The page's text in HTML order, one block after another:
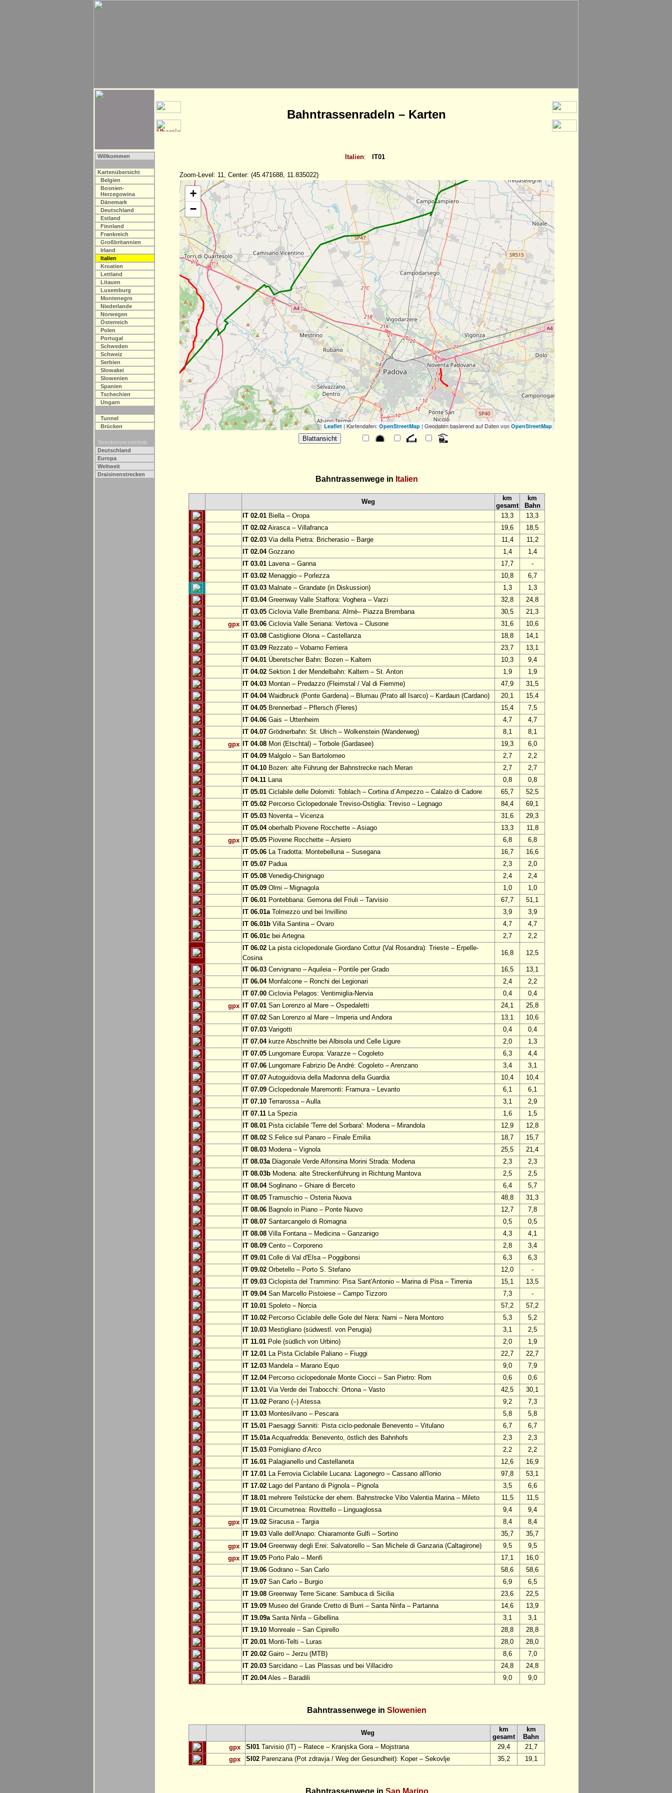
Bahntrassenradeln – Karten
Willkommen
Kartenübersicht
Belgien
Bosnien-
Herzegowina
Dänemark
Deutschland
Estland
Finnland
Frankreich
Großbritannien
Irland
Italien
Kroatien
Lettland
Litauen
Luxemburg
Montenegro
Niederlande
Norwegen
Österreich
Polen
Portugal
Schweden
Schweiz
Serbien
Slowakei
Slowenien
Spanien
Tschechien
Ungarn
Tunnel
Brücken
Streckenverzeichnis
Deutschland
Europa
Weltweit
Draisinenstrecken
Italien: IT01
Zoom-Level: 11, Center: (45.471688, 11.835022)
+
−
Leaflet| Kartendaten: OpenStreetMap| Geodaten basierend auf Daten von OpenStreetMap
Bahntrassenwege in Italien
Weg
km
gesamt
km
Bahn
IT 02.01 Biella – Oropa 13,3
13,3
IT 02.02 Airasca – Villafranca 19,6
18,5
IT 02.03 Via della Pietra: Bricherasio – Barge 11,4
11,2
IT 02.04Gozzano 1,4
1,4
IT 03.01 Lavena – Ganna 17,7
-
IT 03.02 Menaggio – Porlezza 10,8
6,7
IT 03.03 Malnate – Grandate (in Diskussion) 1,3
1,3
IT 03.04Greenway Valle Staffora: Voghera – Varzi 32,8
24,8
IT 03.05 Ciclovia Valle Brembana: Almè– Piazza Brembana 30,5
21,3
gpx
IT 03.06 Ciclovia Valle Seriana: Vertova – Clusone 31,6
10,6
IT 03.08 Castiglione Olona – Castellanza 18,8
14,1
IT 03.09 Rezzato – Vobarno Ferriera 23,7
13,1
IT 04.01 Überetscher Bahn: Bozen – Kaltern 10,3
9,4
IT 04.02 Sektion 1 der Mendelbahn: Kaltern – St. Anton 1,9
1,9
IT 04.03 Montan – Predazzo (Fleimstal / Val di Fiemme) 47,9
31,5
IT 04.04Waidbruck (Ponte Gardena) – Blumau (Prato all Isarco) – Kardaun (Cardano) 20,1
15,4
IT 04.05 Brennerbad – Pflersch (Fleres) 15,4
7,5
IT 04.06 Gais – Uttenheim 4,7
4,7
IT 04.07 Grödnerbahn: St. Ulrich – Wolkenstein (Wanderweg) 8,1
8,1
gpx
IT 04.08 Mori (Etschtal) – Torbole (Gardasee) 19,3
6,0
IT 04.09 Malgolo – San Bartolomeo 2,7
2,2
IT 04.10 Bozen: alte Führung der Bahnstrecke nach Meran 2,7
2,7
IT 04.11 Lana 0,8
0,8
IT 05.01 Ciclabile delle Dolomiti: Toblach – Cortina d´Ampezzo – Calalzo di Cadore 65,7
52,5
IT 05.02 Percorso Ciclopedonale Treviso-Ostiglia: Treviso – Legnago 84,4
69,1
IT 05.03 Noventa – Vicenza 31,6
29,3
IT 05.04oberhalb Piovene Rocchette – Asiago 13,3
11,8
gpx
IT 05.05 Piovene Rocchette – Arsiero 6,8
6,8
IT 05.06 La Tradotta: Montebelluna – Susegana 16,7
16,6
IT 05.07 Padua 2,3
2,0
IT 05.08 Venedig-Chirignago 2,4
2,4
IT 05.09 Olmi – Mignagola 1,0
1,0
IT 06.01 Pontebbana: Gemona del Friuli – Tarvisio 67,7
51,1
IT 06.01aTolmezzo und bei Invillino 3,9
3,9
IT 06.01b Villa Santina – Ovaro 4,7
4,7
IT 06.01c bei Artegna 2,7
2,2
IT 06.02 La pista ciclopedonale Giordano Cottur (Val Rosandra): Trieste – Erpelle-
Cosina
16,8 12,5
IT 06.03 Cervignano – Aquileia – Pontile per Grado 16,5
13,1
IT 06.04Monfalcone – Ronchi dei Legionari 2,4
2,2
IT 07.00 Ciclovia Pelagos: Ventimiglia-Nervia 0,4
0,4
gpx
IT 07.01 San Lorenzo al Mare – Ospedaletti 24,1
25,8
IT 07.02 San Lorenzo al Mare – Imperia und Andora 13,1
10,6
IT 07.03 Varigotti 0,4
0,4
IT 07.04kurze Abschnitte bei Albisola und Celle Ligure 2,0
1,3
IT 07.05 Lungomare Europa: Varazze – Cogoleto 6,3
4,4
IT 07.06 Lungomare Fabrizio De André: Cogoleto – Arenzano 3,4
3,1
IT 07.07 Autoguidovia della Madonna della Guardia 10,4
10,4
IT 07.09 Ciclopedonale Maremonti: Framura – Levanto 6,1
6,1
IT 07.10 Terrarossa – Aulla 3,1
2,9
IT 07.11 La Spezia 1,6
1,5
IT 08.01 Pista ciclabile 'Terre del Sorbara': Modena – Mirandola 12,9
12,8
IT 08.02 S.Felice sul Panaro – Finale Emilia 18,7
15,7
IT 08.03 Modena – Vignola 25,5
21,4
IT 08.03aDiagonale Verde Alfonsina Morini Strada: Modena 2,3
2,3
IT 08.03b Modena: alte Streckenführung in Richtung Mantova 2,5
2,5
IT 08.04Soglinano – Ghiare di Berceto 6,4
5,7
IT 08.05 Tramuschio – Osteria Nuova 48,8
31,3
IT 08.06 Bagnolo in Piano – Ponte Nuovo 12,7
7,8
IT 08.07 Santarcangelo di Romagna 0,5
0,5
IT 08.08 Villa Fontana – Medicina – Ganzanigo 4,3
4,1
IT 08.09 Cento – Corporeno 2,8
3,4
IT 09.01 Colle di Val d'Elsa – Poggibonsi 6,3
6,3
IT 09.02 Orbetello – Porto S. Stefano 12,0
-
IT 09.03 Ciclopista del Trammino: Pisa Sant'Antonio – Marina di Pisa – Tirrenia 15,1
13,5
IT 09.04San Marcello Pistoiese – Campo Tizzoro 7,3
-
IT 10.01 Spoleto – Norcia 57,2
57,2
IT 10.02 Percorso Ciclabile delle Gole del Nera: Narni – Nera Montoro 5,3
5,2
IT 10.03 Mestigliano (südwestl. von Perugia) 3,1
2,5
IT 11.01 Pole (südlich von Urbino) 2,0
1,9
IT 12.01 La Pista Ciclabile Paliano – Fiuggi 22,7
22,7
IT 12.03 Mandela – Marano Equo 9,0
7,9
IT 12.04Percorso ciclopedonale Monte Ciocci – San Pietro: Rom 0,6
0,6
IT 13.01 Via Verde dei Trabocchi: Ortona – Vasto 42,5
30,1
IT 13.02 Perano (–) Atessa 9,2
7,3
IT 13.03 Montesilvano – Pescara 5,8
5,8
IT 15.01 Paesaggi Sanniti: Pista ciclo-pedonale Benevento – Vitulano 6,7
6,7
IT 15.01aAcquafredda: Benevento, östlich des Bahnhofs 2,3
2,3
IT 15.03 Pomigliano d’Arco 2,2
2,2
IT 16.01 Palagianello und Castellaneta 12,6
16,9
IT 17.01 La Ferrovia Ciclabile Lucana: Lagonegro – Cassano all'Ionio 97,8
53,1
IT 17.02 Lago del Pantano di Pignola – Pignola 3,5
6,6
IT 18.01 mehrere Teilstücke der ehem. Bahnstrecke Vibo Valentia Marina – Mileto 11,5
11,5
IT 19.01 Circumetnea: Rovittello – Linguaglossa 9,4
9,4
gpx
IT 19.02 Siracusa – Targia 8,4
8,4
IT 19.03 Valle dell'Anapo: Chiaramonte Gulfi – Sortino 35,7
35,7
gpx
IT 19.04Greenway degli Erei: Salvatorello – San Michele di Ganzaria (Caltagirone) 9,5
9,5
gpx
IT 19.05 Porto Palo – Menfi 17,1
16,0
IT 19.06 Godrano – San Carlo 58,6
58,6
IT 19.07 San Carlo – Burgio 6,9
6,5
IT 19.08 Greenway Terre Sicane: Sambuca di Sicilia 23,6
22,5
IT 19.09 Museo del Grande Cretto di Burri – Santa Ninfa – Partanna 14,6
13,9
IT 19.09aSanta Ninfa – Gibellina 3,1
3,1
IT 19.10 Monreale – San Cipirello 28,8
28,8
IT 20.01 Monti-Telti – Luras 28,0
28,0
IT 20.02 Gairo – Jerzu (MTB) 8,6
7,0
IT 20.03 Sarcidano – Las Plassas und bei Villacidro 24,8
24,8
IT 20.04Ales – Baradili 9,0 9,0
Bahntrassenwege in Slowenien
Weg
km
gesamt
km
Bahn
gpx
SI01 Tarvisio (IT) – Ratece – Kranjska Gora – Mojstrana 29,4
21,7
gpx
SI02 Parenzana (Pot zdravja / Weg der Gesundheit): Koper – Sekovlje 35,2 19,1